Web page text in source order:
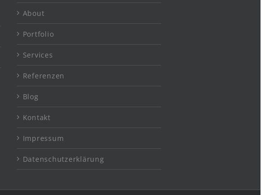
About
Portfolio
Services
Referenzen
Blog
Kontakt
Impressum
Datenschutzerklärung